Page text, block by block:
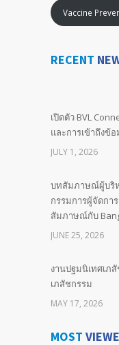
Vaccine
RECENT
เปิดตัว BVL
และการเข้าถึง
JULY 1, 2026
บทสัมภาษณ์ผู้บริ
กรรมการผู้จัดกา
สัมภาษณ์กับ
JUNE 25, 2026
งานปฐมนิเทศเภ
เภสัชกรรม
MAY 17, 2026
BIND LOCAL
MOST